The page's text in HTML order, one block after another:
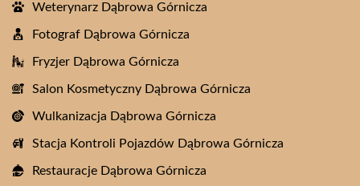
Weterynarz Dąbrowa Górnicza
Fotograf Dąbrowa Górnicza
Fryzjer Dąbrowa Górnicza
Salon Kosmetyczny Dąbrowa Górnicza
Wulkanizacja Dąbrowa Górnicza
Stacja Kontroli Pojazdów Dąbrowa Górnicza
Restauracje Dąbrowa Górnicza